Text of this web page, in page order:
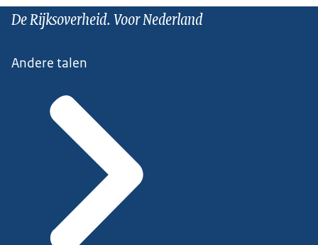
De Rijksoverheid. Voor Nederland
Andere talen